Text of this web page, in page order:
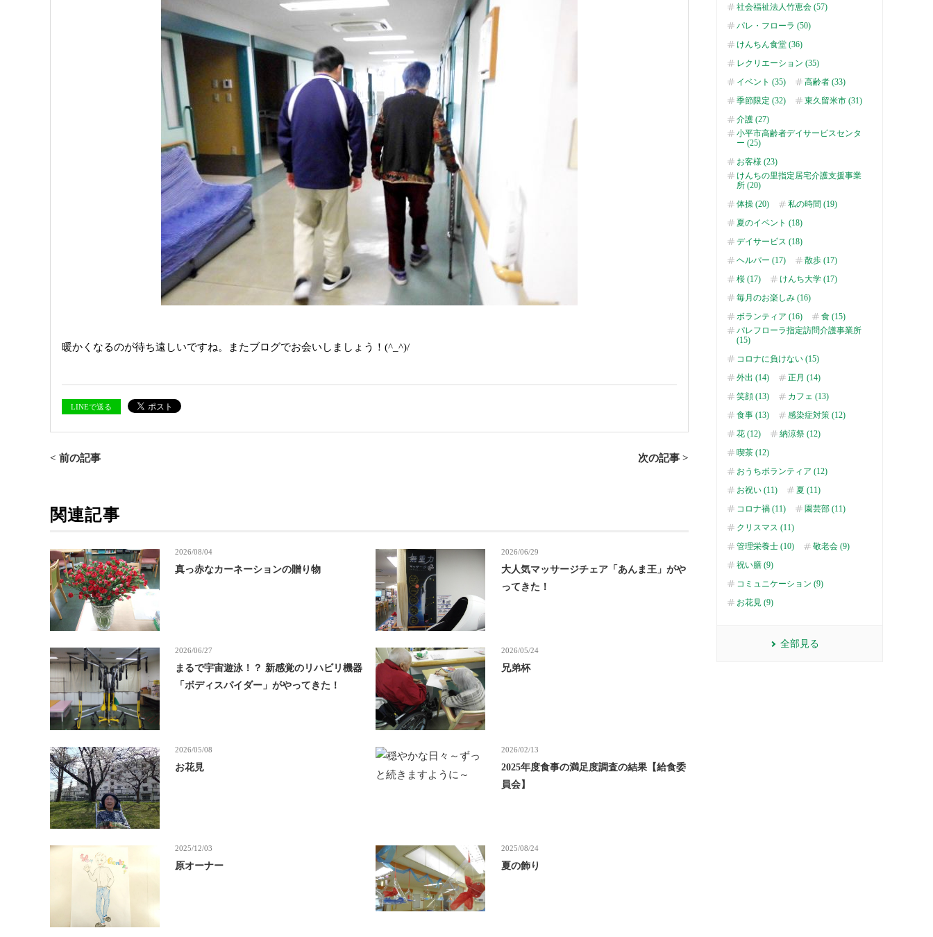
暖かくなるのが待ち遠しいですね。またブログでお会いしましょう！(^_^)/
LINEで送る
< 前の記事 次の記事 >
関連記事
2026/08/04
真っ赤なカーネーションの贈り物
2026/06/29
大人気マッサージチェア「あんま王」がや
ってきた！
2026/06/27
まるで宇宙遊泳！？ 新感覚のリハビリ機器
「ボディスパイダー」がやってきた！
2026/05/24
兄弟杯
2026/05/08
お花見
2026/02/13
2025年度食事の満足度調査の結果【給食委
員会】
2025/12/03
原オーナー
2025/08/24
夏の飾り
社会福祉法人竹恵会 (57)
パレ・フローラ (50)
けんちん食堂 (36)
レクリエーション (35)
イベント (35)
高齢者 (33)
季節限定 (32)
東久留米市 (31)
介護 (27)
小平市高齢者デイサービスセンタ
ー (25)
お客様 (23)
けんちの里指定居宅介護支援事業
所 (20)
体操 (20)
私の時間 (19)
夏のイベント (18)
デイサービス (18)
ヘルパー (17)
散歩 (17)
桜 (17)
けんち大学 (17)
毎月のお楽しみ (16)
ボランティア (16)
食 (15)
パレフローラ指定訪問介護事業所
(15)
コロナに負けない (15)
外出 (14)
正月 (14)
笑顔 (13)
カフェ (13)
食事 (13)
感染症対策 (12)
花 (12)
納涼祭 (12)
喫茶 (12)
おうちボランティア (12)
お祝い (11)
夏 (11)
コロナ禍 (11)
園芸部 (11)
クリスマス (11)
管理栄養士 (10)
敬老会 (9)
祝い膳 (9)
コミュニケーション (9)
お花見 (9)
全部見る